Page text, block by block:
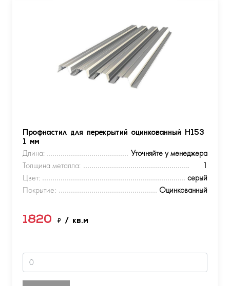
Профнастил для перекрытий оцинкованный Н153
1 мм
Длина:
Уточняйте у менеджера
Толщина металла:
1
Цвет:
серый
Покрытие:
Оцинкованный
1820 ₽ / кв.м